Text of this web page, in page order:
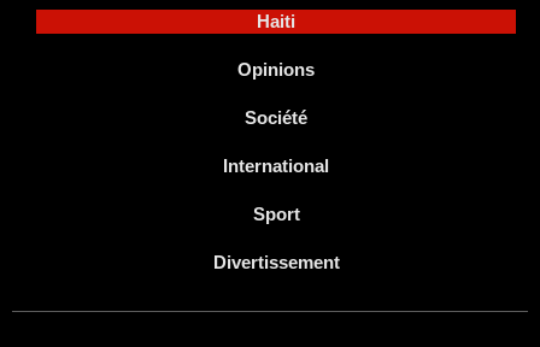
Haiti
Opinions
Société
International
Sport
Divertissement